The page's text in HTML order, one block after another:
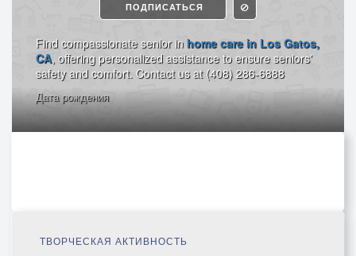
ПОДПИСАТЬСЯ
Find compassionate senior in home care in Los Gatos,
CA, offering personalized assistance to ensure seniors'
safety and comfort. Contact us at (408) 286-6888
Дата рождения
ТВОРЧЕСКАЯ АКТИВНОСТЬ